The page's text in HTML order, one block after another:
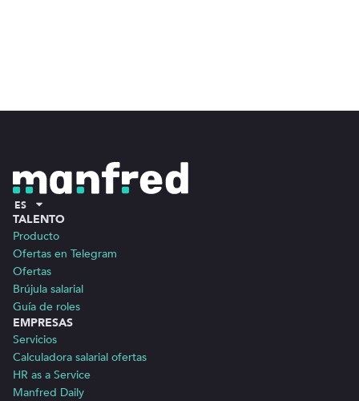
ES
TALENTO
Producto
Ofertas en Telegram
Ofertas
Brújula salarial
Guía de roles
EMPRESAS
Servicios
Calculadora salarial ofertas
HR as a Service
Manfred Daily